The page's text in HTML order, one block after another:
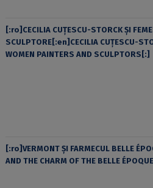
[:ro]CECILIA CUŢESCU-STORCK ŞI
SCULPTORE[:en]CECILIA CUŢESCU-
WOMEN PAINTERS AND SCULPTORS[:]
[:ro]VERMONT ȘI FARMECUL BELLE
AND THE CHARM OF THE BELLE